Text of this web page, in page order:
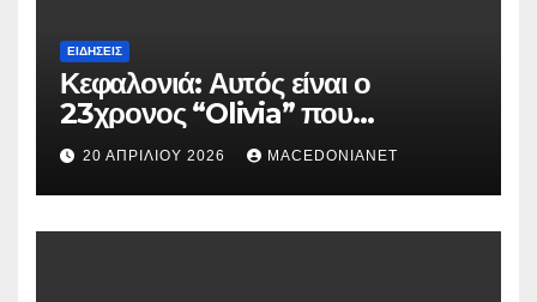
ΕΙΔΉΣΕΙΣ
Κεφαλονιά: Αυτός είναι ο
23χρονος “Olivia” που
κατηγορείται για τον θάνατο της
Μυρτούς
20 ΑΠΡΙΛΊΟΥ 2026 MACEDONIANET